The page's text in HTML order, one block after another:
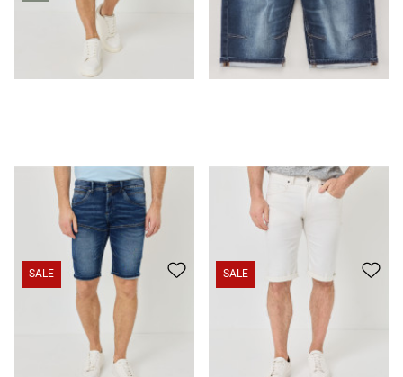
Jeans-Bermuda aus Jogg-Denim 35,99 € 25,99 € 29,99 € 19,99 €
SALE SALE